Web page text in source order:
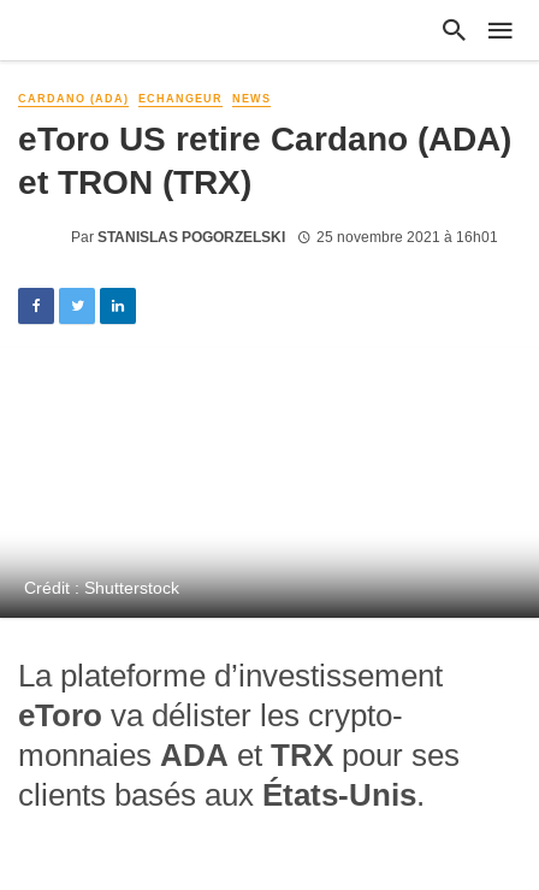
CARDANO (ADA) ECHANGEUR NEWS
eToro US retire Cardano (ADA)
et TRON (TRX)
Par STANISLAS POGORZELSKI 25 novembre 2021 à 16h01
Crédit : Shutterstock
La plateforme d’investissement
eToro va délister les crypto-
monnaies ADA et TRX pour ses
clients basés aux États-Unis.